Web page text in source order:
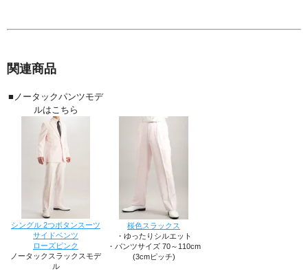
関連商品
■ノータックパンツモデ
ルはこちら
シングル 2つボタンスーツ
サイドベンツ
ローズピンク
ノータックスラックスモデ
ル
桜色スラックス
・ゆったりシルエット
・パンツサイズ 70～110cm
(3cmピッチ)